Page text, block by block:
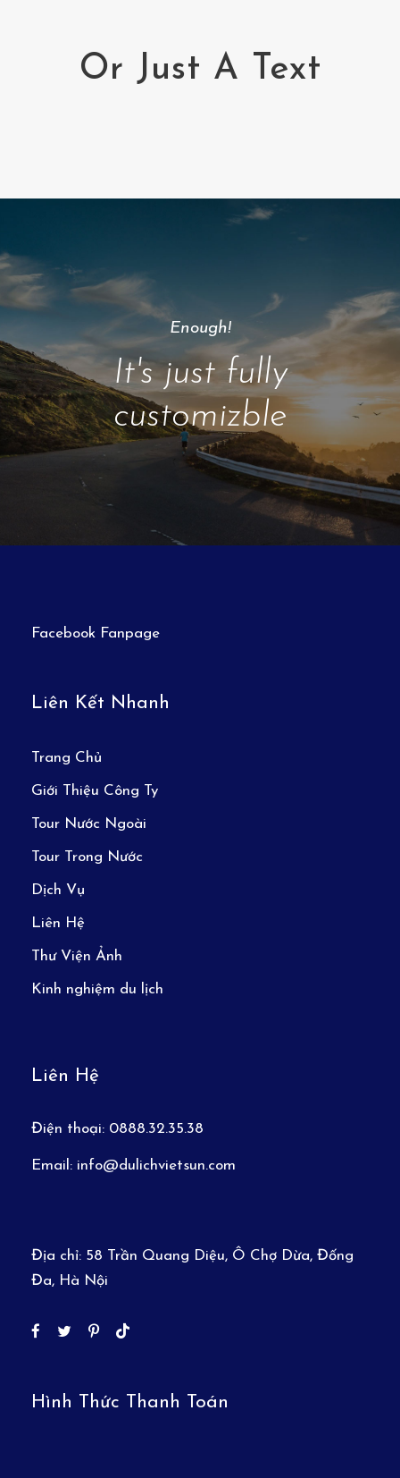
Or Just A Text
Enough!
It's just fully
customizble
Facebook Fanpage
Liên Kết Nhanh
Trang Chủ
Giới Thiệu Công Ty
Tour Nước Ngoài
Tour Trong Nước
Dịch Vụ
Liên Hệ
Thư Viện Ảnh
Kinh nghiệm du lịch
Liên Hệ
Điện thoại: 0888.32.35.38
Email: info@dulichvietsun.com
Địa chỉ: 58 Trần Quang Diệu, Ô Chợ Dừa, Đống
Đa, Hà Nội
Hình Thức Thanh Toán